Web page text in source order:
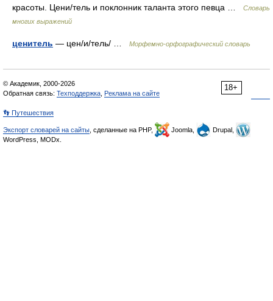
красоты. Цени/тель и поклонник таланта этого певца …
Словарь
многих выражений
ценитель — цен/и/тель/ … Морфемно-орфографический словарь
18+
© Академик, 2000-2026
Обратная связь: Техподдержка Реклама на сайте
👣 Путешествия
Экспорт словарей на сайты , сделанные на PHP, Joomla,
Drupal,
WordPress, MODx.